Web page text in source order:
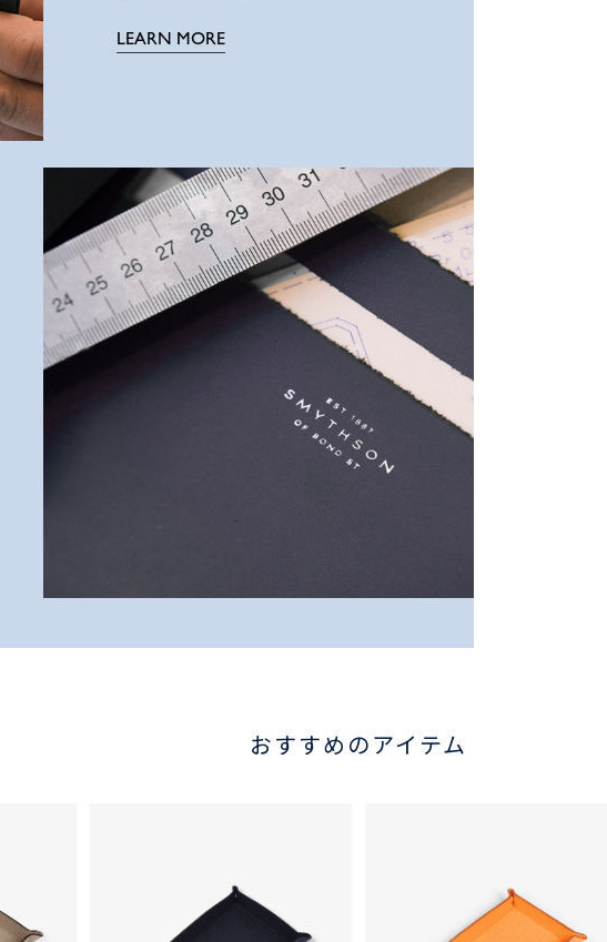
LEARN MORE
おすすめのアイテム